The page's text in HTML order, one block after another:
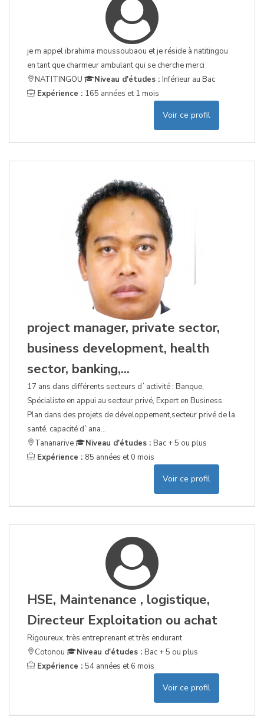
je m appel ibrahima moussoubaou et je réside à natitingou
en tant que charmeur ambulant qui se cherche merci
NATITINGOU
Niveau d'études : Inférieur au Bac
Expérience : 165 années et 1 mois
Voir ce profil
project manager, private sector,
business development, health
sector, banking,...
17 ans dans différents secteurs d`activité : Banque,
Spécialiste en appui au secteur privé, Expert en Business
Plan dans des projets de développement,secteur privé de la
santé, capacité d`ana...
Tananarive
Niveau d'études : Bac + 5 ou plus
Expérience : 85 années et 0 mois
Voir ce profil
HSE, Maintenance , logistique,
Directeur Exploitation ou achat
Rigoureux, très entreprenant et très endurant
Cotonou
Niveau d'études : Bac + 5 ou plus
Expérience : 54 années et 6 mois
Voir ce profil